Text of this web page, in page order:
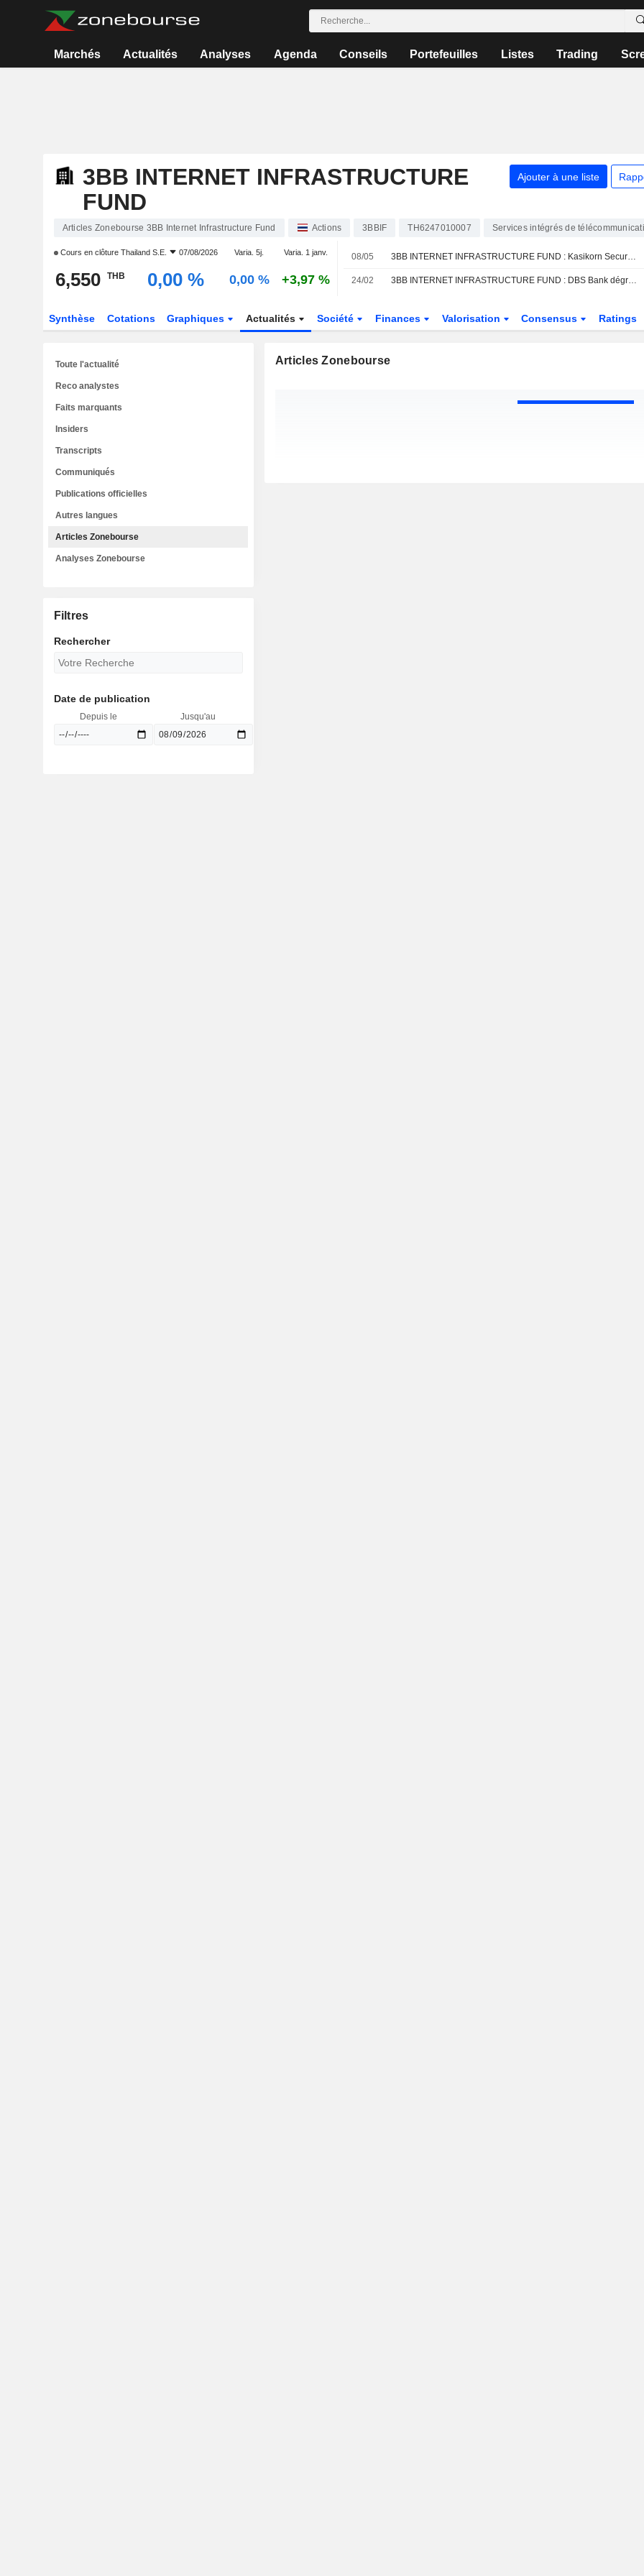
Marchés Actualités Analyses Agenda Conseils Portefeuilles Listes Trading
3BB INTERNET INFRASTRUCTURE
FUND
Ajouter à une liste
Articles Zonebourse 3BB Internet Infrastructure Fund Actions 3BBIF TH6247010007 Services intégrés de
Cours en clôture Thailand S.E. 07/08/2026 Varia. 5j. Varia. 1 janv.
6,550 THB 0,00 % 0,00 % +3,97 %
08/05 3BB INTERNET INFRASTRUCTURE FUND : Kasikorn Securities de neutre à vendeur sur le dossier
24/02 3BB INTERNET INFRASTRUCTURE FUND : DBS Bank dégrade son opinion à neutre
Synthèse Cotations Graphiques Actualités Société Finances Valorisation Consensus Ratings
Articles Zonebourse
Toute l'actualité
Reco analystes
Faits marquants
Insiders
Transcripts
Communiqués
Publications officielles
Autres langues
Articles Zonebourse
Analyses Zonebourse
Filtres
Rechercher
Date de publication
Depuis le Jusqu'au